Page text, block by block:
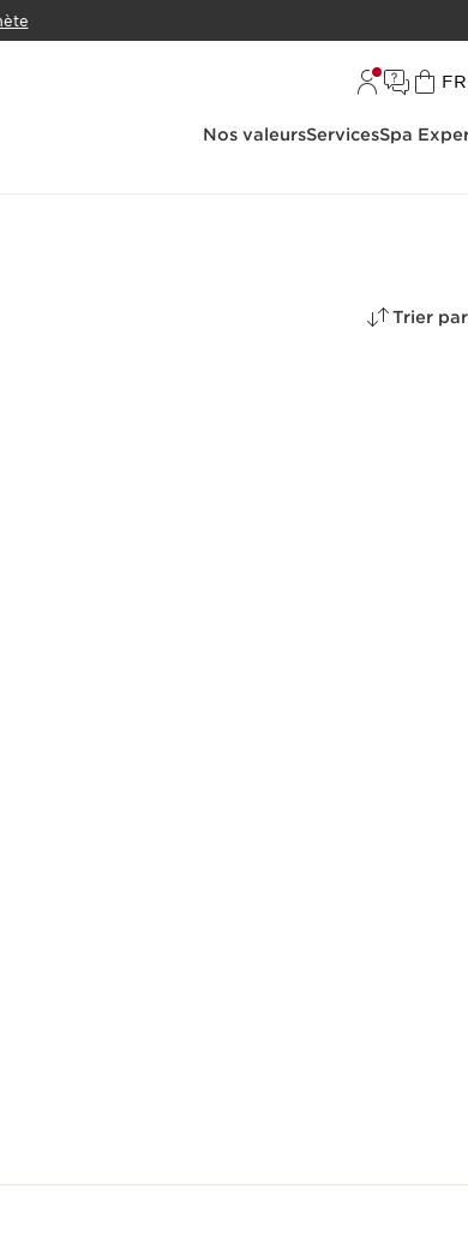
FR
Nos valeursServicesSpa
Trier par